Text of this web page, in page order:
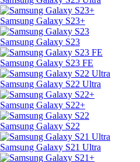
Samsung Galaxy S23+
Samsung Galaxy S23
Samsung Galaxy S23 FE
Samsung Galaxy S22 Ultra
Samsung Galaxy S22+
Samsung Galaxy S22
Samsung Galaxy S21 Ultra